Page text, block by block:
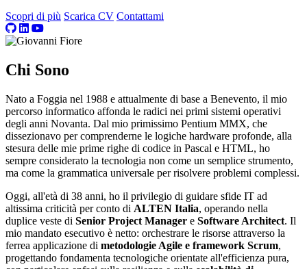
Scopri di più Scarica CV Contattami
Chi Sono
Nato a Foggia nel 1988 e attualmente di base a Benevento, il mio
percorso informatico affonda le radici nei primi sistemi operativi
degli anni Novanta. Dal mio primissimo Pentium MMX, che
dissezionavo per comprenderne le logiche hardware profonde, alla
stesura delle mie prime righe di codice in Pascal e HTML, ho
sempre considerato la tecnologia non come un semplice strumento,
ma come la grammatica universale per risolvere problemi complessi.
Oggi, all'età di 38 anni, ho il privilegio di guidare sfide IT ad
altissima criticità per conto di ALTEN Italia, operando nella
duplice veste di Senior Project Manager e Software Architect. Il
mio mandato esecutivo è netto: orchestrare le risorse attraverso la
ferrea applicazione di metodologie Agile e framework Scrum,
progettando fondamenta tecnologiche orientate all'efficienza pura,